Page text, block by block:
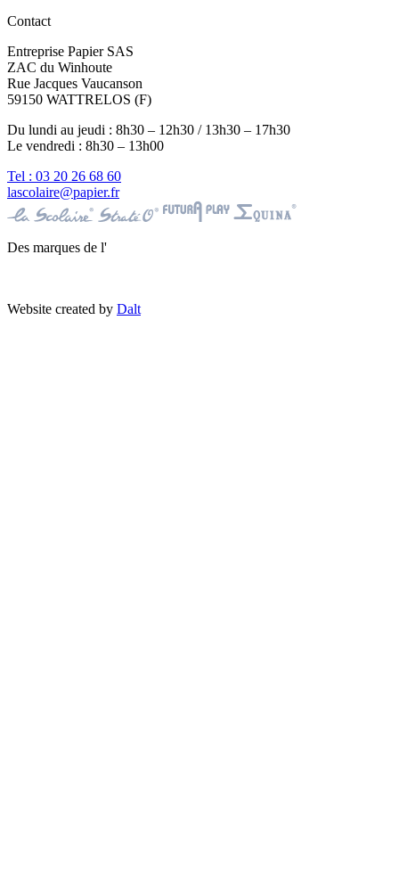
Contact
Entreprise Papier SAS
ZAC du Winhoute
Rue Jacques Vaucanson
59150 WATTRELOS (F)
Du lundi au jeudi : 8h30 – 12h30 / 13h30 – 17h30
Le vendredi : 8h30 – 13h00
Tel : 03 20 26 68 60
lascolaire@papier.fr
Des marques de l'
Website created by Dalt